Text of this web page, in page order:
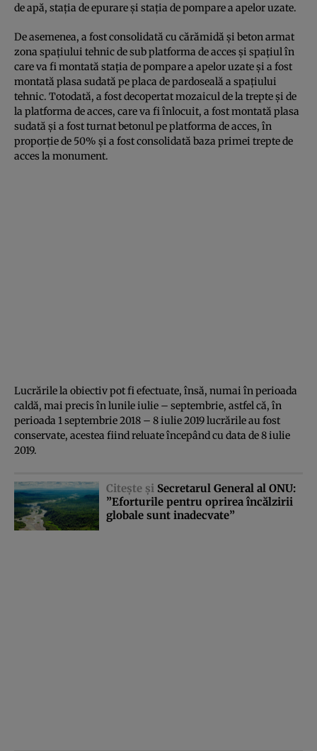
de apă, staţia de epurare şi staţia de pompare a apelor uzate.
De asemenea, a fost consolidată cu cărămidă şi beton armat
zona spaţiului tehnic de sub platforma de acces şi spaţiul în
care va fi montată staţia de pompare a apelor uzate şi a fost
montată plasa sudată pe placa de pardoseală a spaţiului
tehnic. Totodată, a fost decopertat mozaicul de la trepte şi de
la platforma de acces, care va fi înlocuit, a fost montată plasa
sudată şi a fost turnat betonul pe platforma de acces, în
proporţie de 50% şi a fost consolidată baza primei trepte de
acces la monument.
Lucrările la obiectiv pot fi efectuate, însă, numai în perioada
caldă, mai precis în lunile iulie – septembrie, astfel că, în
perioada 1 septembrie 2018 – 8 iulie 2019 lucrările au fost
conservate, acestea fiind reluate începând cu data de 8 iulie
2019.
Citeşte şi Secretarul General al ONU:
”Eforturile pentru oprirea încălzirii
globale sunt inadecvate”